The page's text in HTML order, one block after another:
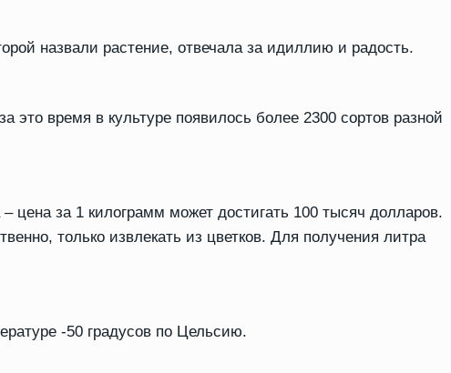
назвали растение, отвечала за идиллию и радость.
это время в культуре появилось более 2300 сортов разной
цена за 1 килограмм может достигать 100 тысяч долларов.
только извлекать из цветков. Для получения литра
-50 градусов по Цельсию.